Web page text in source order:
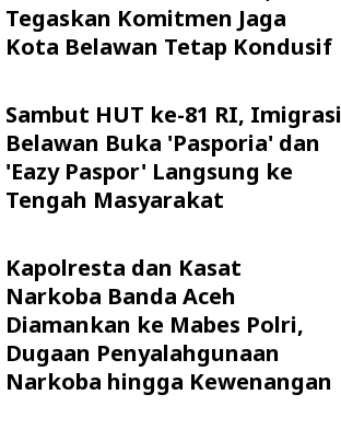
Tegaskan Komitmen Jaga
Kota Belawan Tetap Kondusif
Sambut HUT ke-81 RI, Imigrasi
Belawan Buka 'Pasporia' dan
'Eazy Paspor' Langsung ke
Tengah Masyarakat
Kapolresta dan Kasat
Narkoba Banda Aceh
Diamankan ke Mabes Polri,
Dugaan Penyalahgunaan
Narkoba hingga Kewenangan